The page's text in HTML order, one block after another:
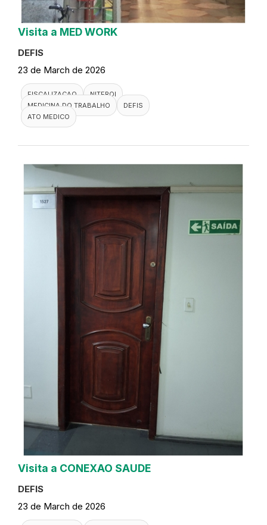
Visita a MED WORK
DEFIS
23 de March de 2026
FISCALIZACAO
NITEROI
MEDICINA DO TRABALHO
DEFIS
ATO MEDICO
Visita a CONEXAO SAUDE
DEFIS
23 de March de 2026